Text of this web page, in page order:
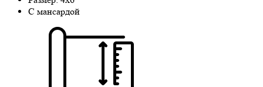
C мансардой